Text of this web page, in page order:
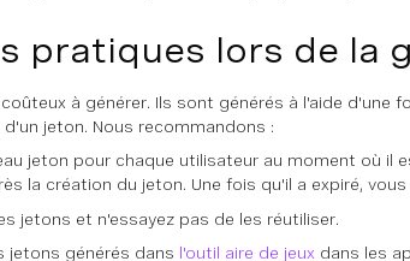
pratiques lors de la
à générer. Ils sont générés à l'aide d'une
jeton. Nous recommandons :
jeton pour chaque utilisateur au moment où
la création du jeton. Une fois qu'il a expiré,
jetons et n'essayez pas de les réutiliser.
jetons générés dans l'outil aire de jeux dans les